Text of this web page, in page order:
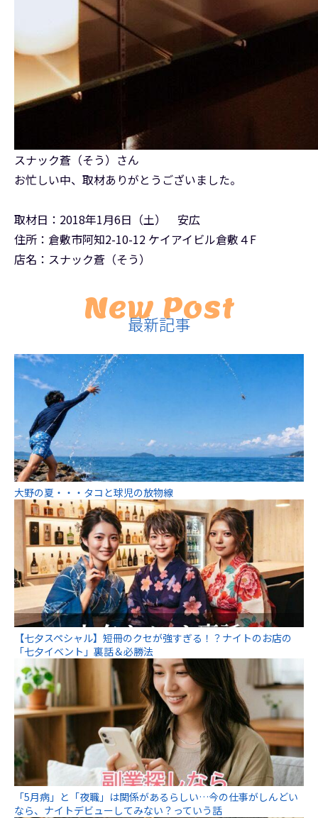
スナック蒼（そう）さん
お忙しい中、取材ありがとうございました。
取材日：2018年1月6日（土） 安広
住所：倉敷市阿知2-10-12 ケイアイビル倉敷４F
店名：スナック蒼（そう）
New Post
最新記事
大野の夏・・・タコと球児の放物線
【七夕スペシャル】短冊のクセが強すぎる！？ナイトのお店の
「七夕イベント」裏話＆必勝法
「5月病」と「夜職」は関係があるらしい…今の仕事がしんどい
なら、ナイトデビューしてみない？っていう話